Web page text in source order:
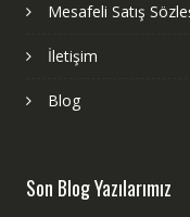
Mesafeli Satış
İletişim
Blog
Son Blog Yazılarımız